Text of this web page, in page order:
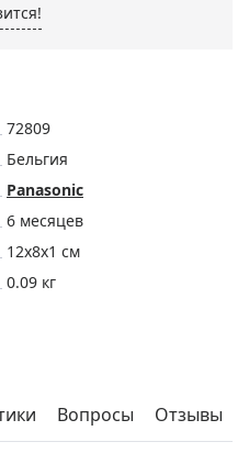
72809
Бельгия
Panasonic
6 месяцев
12x8x1 см
0.09 кг
Вопросы Отзывы